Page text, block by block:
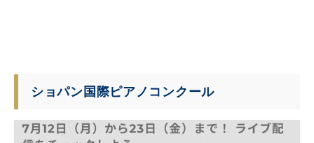
ショパン国際ピアノコンクール